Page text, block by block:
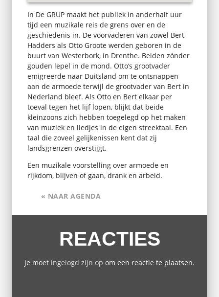
In De GRUP maakt het publiek in anderhalf uur
tijd een muzikale reis de grens over en de
geschiedenis in. De voorvaderen van zowel Bert
Hadders als Otto Groote werden geboren in de
buurt van Westerbork, in Drenthe. Beiden zónder
gouden lepel in de mond. Otto’s grootvader
emigreerde naar Duitsland om te ontsnappen
aan de armoede terwijl de grootvader van Bert in
Nederland bleef. Als Otto en Bert elkaar per
toeval tegen het lijf lopen, blijkt dat beide
kleinzoons zich hebben toegelegd op het maken
van muziek en liedjes in de eigen streektaal. Een
taal die zoveel gelijkenissen kent dat zij
landsgrenzen overstijgt.
Een muzikale voorstelling over armoede en
rijkdom, blijven of gaan, drank en arbeid.
« NAAR AGENDA
REACTIES
Je moet ingelogd zijn op om een reactie te plaatsen.